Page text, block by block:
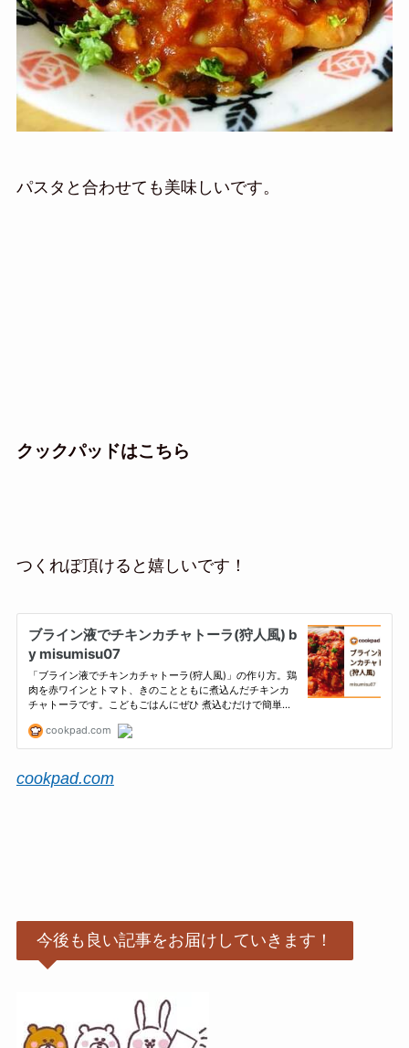
パスタと合わせても美味しいです。
クックパッドはこちら
つくれぽ頂けると嬉しいです！
cookpad.com
今後も良い記事をお届けしていきます！